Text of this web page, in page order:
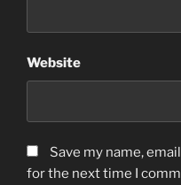
Website
Save my name,
for the next time I